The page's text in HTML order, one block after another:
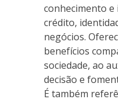
conhecimento
crédito,
negócios.
benefícios
sociedade, ao
decisão e
É também